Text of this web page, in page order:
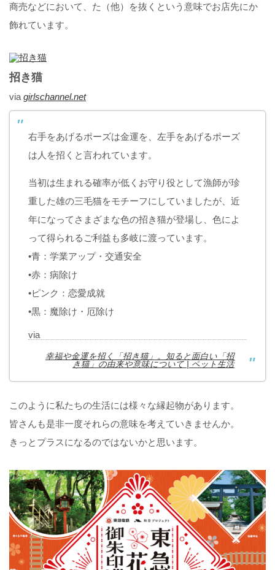
商売などにおいて、た（他）を抜くという意味でお店先にか
飾れています。
招き猫
viagirlschannel.net
右手をあげるポーズは金運を、左手をあげるポーズ
は人を招くと言われています。
当初は生まれる確率が低くお守り役として漁師が珍
重した雄の三毛猫をモチーフにしていましたが、近
年になってさまざまな色の招き猫が登場し、色によ
って得られるご利益も多岐に渡っています。
•青：学業アップ・交通安全
•赤：病除け
•ピンク：恋愛成就
•黒：魔除け・厄除け
via
幸福や金運を招く「招き猫」。知ると面白い「招
き猫」の由来や意味について | ペット生活
このように私たちの生活には様々な縁起物があります。
皆さんも是非一度それらの意味を考えていきませんか。
きっとプラスになるのではないかと思います。